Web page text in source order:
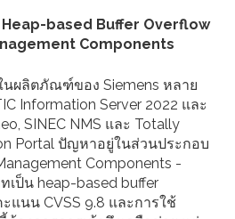
Heap-based Buffer Overflow
Components
นผลิตภัณฑ์ของ Siemens หลาย
Information Server 2022 และ
SINEC NMS และ Totally
Portal ปัญหาอยู่ในส่วนประกอบ
Components -
เป็น heap-based buffer
แนน CVSS 9.8 และการใช้